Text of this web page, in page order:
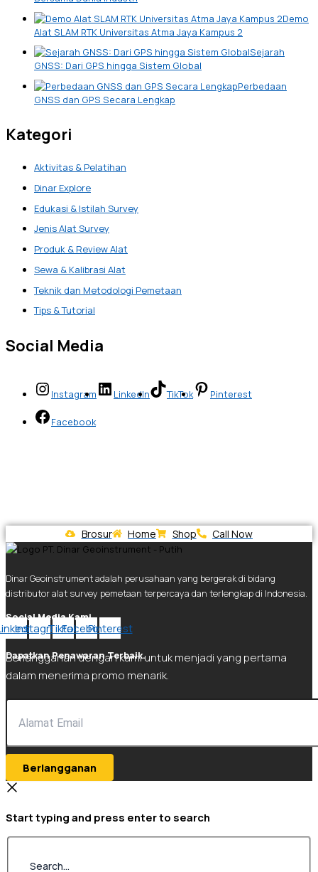
Demo
Alat SLAM RTK Universitas Atma Jaya Kampus 2
Sejarah
GNSS: Dari GPS hingga Sistem Global
Perbedaan
GNSS dan GPS Secara Lengkap
Kategori
Aktivitas & Pelatihan
Dinar Explore
Edukasi & Istilah Survey
Jenis Alat Survey
Produk & Review Alat
Sewa & Kalibrasi Alat
Teknik dan Metodologi Pemetaan
Tips & Tutorial
Social Media
Instagram LinkedIn TikTok Pinterest
Facebook
Brosur Home Shop Call Now
Dinar Geoinstrument adalah perusahaan yang bergerak di bidang
distributor alat survey pemetaan terpercaya dan terlengkap di Indonesia.
Social Media Kami.
Instagram
TiktokFacebookPinterest
Dapatkan Penawaran Terbaik.
Berlangganan dengan kami untuk menjadi yang pertama
dalam menerima promo menarik.
Berlangganan
Start typing and press enter to search
Search...